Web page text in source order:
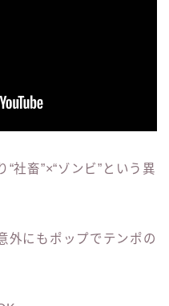
社畜”×“ゾンビ”という異
外にもポップでテンポの